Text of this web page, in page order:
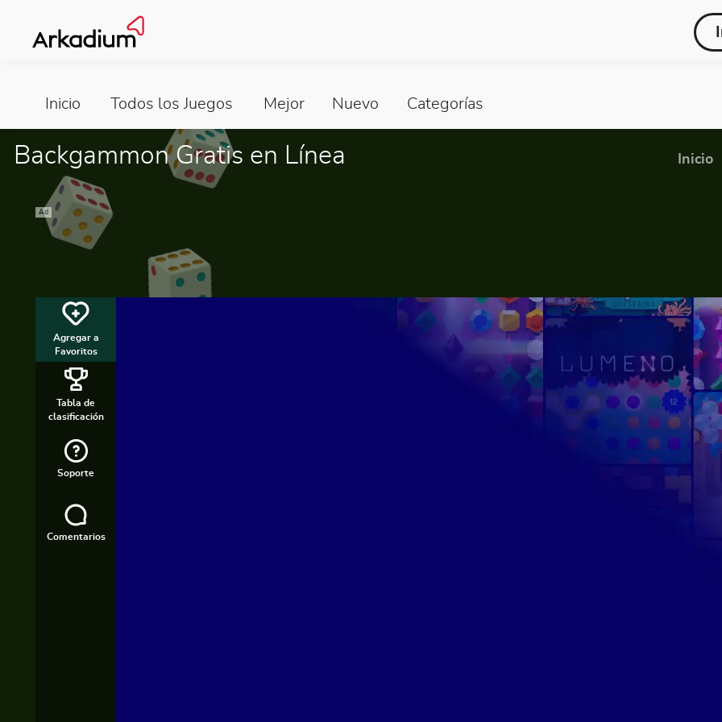
Inicio Todos los Juegos Mejor Nuevo Categorías
Backgammon Gratis en Línea Inicio
Agregar a
Favoritos
Tabla de
clasificación
Soporte
Comentarios
Ad